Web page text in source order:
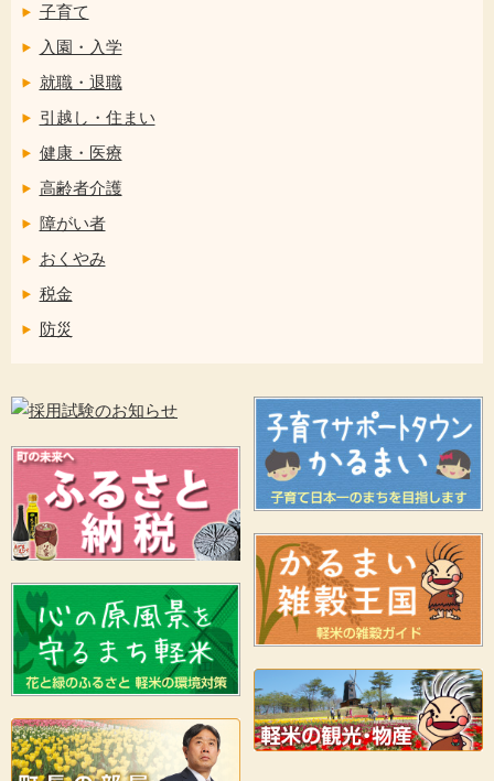
子育て
入園・入学
就職・退職
引越し・住まい
健康・医療
高齢者介護
障がい者
おくやみ
税金
防災